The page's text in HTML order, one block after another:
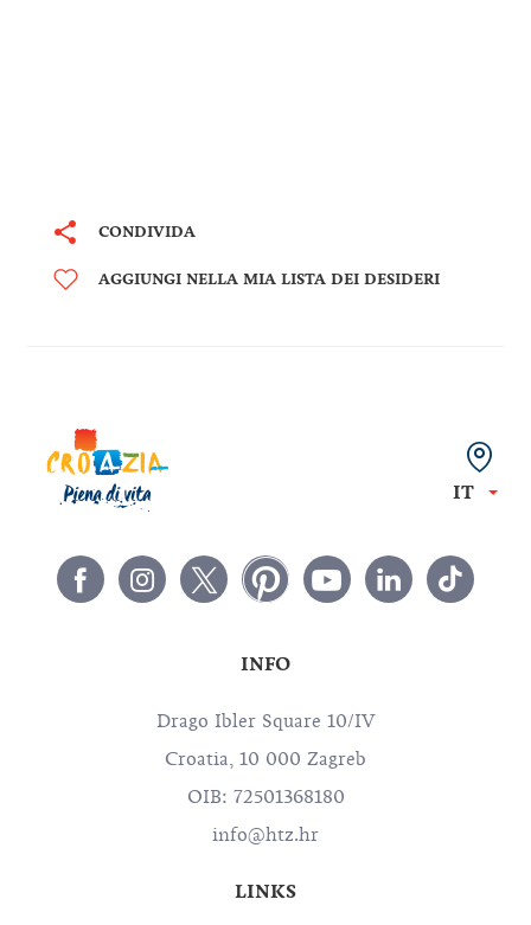
CONDIVIDA
AGGIUNGI NELLA MIA LISTA DEI DESIDERI
IT
INFO
Drago Ibler Square 10/IV
Croatia, 10 000 Zagreb
OIB: 72501368180
info@htz.hr
LINKS